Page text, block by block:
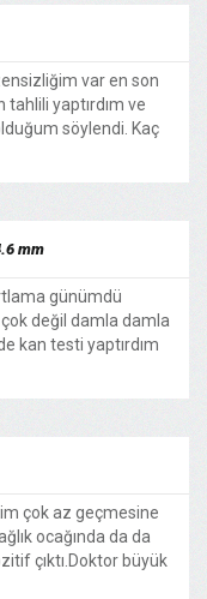
var en son
yaptırdım ve
söylendi. Kaç
mm
günümdü
değil damla damla
kan testi yaptırdım
çok az geçmesine
ocağında da da
çıktı.Doktor büyük